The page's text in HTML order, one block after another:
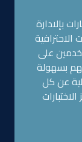
بإلادارة
الاحترافية
على
بسهولة
عن كل